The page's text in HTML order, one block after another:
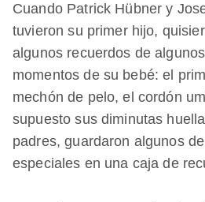
Cuando Patrick Hübner y
tuvieron su primer hijo,
algunos recuerdos de
momentos de su bebé: el
mechón de pelo, el cordón
supuesto sus diminutas
padres, guardaron algunos
especiales en una caja de